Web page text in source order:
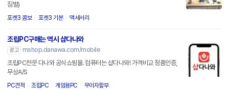
짐벌)
포켓3 콤보 포켓3 기본 액세서리
조립PC구매는 역시 샵다나와
광고
mshop.danawa.com/mobile
조립PC전문 다나와 공식쇼핑몰. 컴퓨터는 샵다나와! 가격비교 정품인증,
무상A/S
PC견적 조립PC 게임용PC 무이자할부